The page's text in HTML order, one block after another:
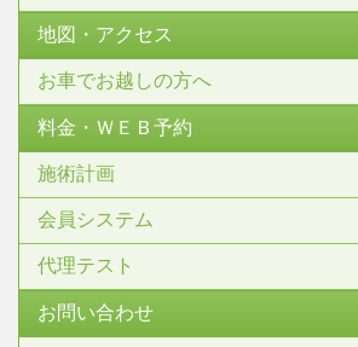
地図・アクセス
お車でお越しの方へ
料金・ＷＥＢ予約
施術計画
会員システム
代理テスト
お問い合わせ